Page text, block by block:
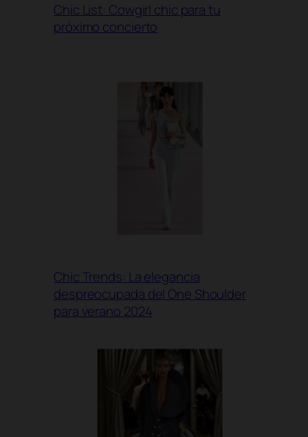
Chic List: Cowgirl chic para tu
próximo concierto
Chic Trends: La elegancia
despreocupada del One Shoulder
para verano 2024